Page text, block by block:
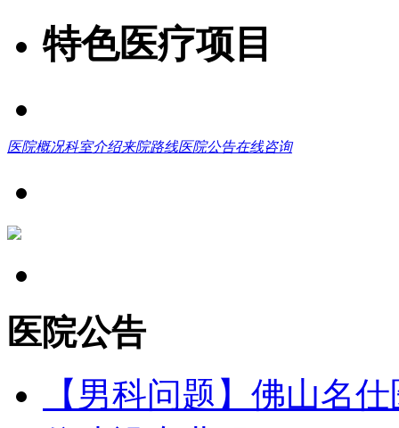
特色医疗项目
医院概况科室介绍来院路线医院公告在线咨询
医院公告
【男科问题】佛山名